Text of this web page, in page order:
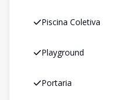
Piscina Coletiva
Playground
Portaria